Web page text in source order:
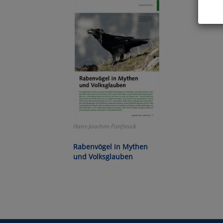
Hans-Joachim Fünfstück
Rabenvögel in Mythen
und Volksglauben